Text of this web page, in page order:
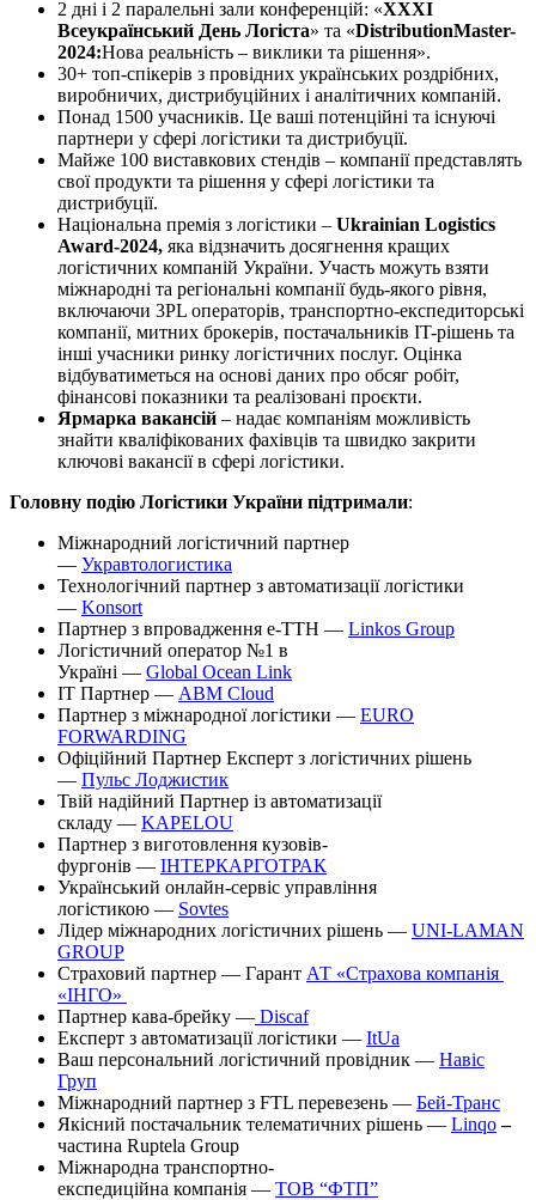
2 дні і 2 паралельні зали конференцій: «XXXІ
Всеукраїнський День Логіста» та «DistributionMaster-
2024:Нова реальність – виклики та рішення».
30+ топ-спікерів з провідних українських роздрібних,
виробничих, дистрибуційних і аналітичних компаній.
Понад 1500 учасників. Це ваші потенційні та існуючі
партнери у сфері логістики та дистрибуції.
Майже 100 виставкових стендів – компанії представлять
свої продукти та рішення у сфері логістики та
дистрибуції.
Національна премія з логістики – Ukrainian Logistics
Award-2024, яка відзначить досягнення кращих
логістичних компаній України. Участь можуть взяти
міжнародні та регіональні компанії будь-якого рівня,
включаючи 3PL операторів, транспортно-експедиторські
компанії, митних брокерів, постачальників IT-рішень та
інші учасники ринку логістичних послуг. Оцінка
відбуватиметься на основі даних про обсяг робіт,
фінансові показники та реалізовані проєкти.
Ярмарка вакансій – надає компаніям можливість
знайти кваліфікованих фахівців та швидко закрити
ключові вакансії в сфері логістики.
Головну подію Логістики України підтримали:
Міжнародний логістичний партнер
— Укравтологистика
Технологічний партнер з автоматизації логістики
— Konsort
Партнер з впровадження e-ТТН — Linkos Group
Логістичний оператор №1 в
Україні — Global Ocean Link
ІТ Партнер — ABM Cloud
Партнер з міжнародної логістики — EURO
FORWARDING
Офіційний Партнер Експерт з логістичних рішень
— Пульс Лоджистик
Твій надійний Партнер із автоматизації
складу — KAPELOU
Партнер з виготовлення кузовів-
фургонів — ІНТЕРКАРГОТРАК
Український онлайн-сервіс управління
логістикою — Sovtes
Лідер міжнародних логістичних рішень — UNI-LAMAN
GROUP
Страховий партнер — Гарант АТ «Страхова компанія
«ІНГО»
Партнер кава-брейку — Discaf
Експерт з автоматизації логістики — ItUa
Ваш персональний логістичний провідник — Навіс
Груп
Міжнародний партнер з FTL перевезень — Бей-Транс
Якісний постачальник телематичних рішень — Linqo –
частина Ruptela Group
Міжнародна транспортно-
експедиційна компанія — ТОВ “ФТП”